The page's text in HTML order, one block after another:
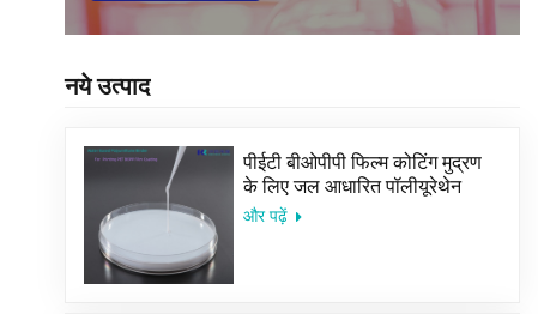
नये उत्पाद
पीईटी बीओपीपी फिल्म कोटिंग मुद्रण
के लिए जल आधारित पॉलीयूरेथेन
बाइंडर
और पढ़ें